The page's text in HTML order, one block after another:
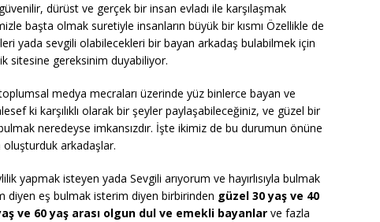
dürüst ve gerçek bir insan evladı ile karşılaşmak
başta olmak suretiyle insanların büyük bir kısmı Özellikle de
yada sevgili olabilecekleri bir bayan arkadaş bulabilmek için
sitesine gereksinim duyabiliyor.
medya mecraları üzerinde yüz binlerce bayan ve
ki karşılıklı olarak bir şeyler paylaşabileceğiniz, ve güzel bir
neredeyse imkansızdır. İşte ikimiz de bu durumun önüne
arkadaşlar.
yapmak isteyen yada Sevgili arıyorum ve hayırlısıyla bulmak
diyen eş bulmak isterim diyen birbirinden güzel 30 yaş ve 40
ve 60 yaş arası olgun dul ve emekli bayanlar ve fazla